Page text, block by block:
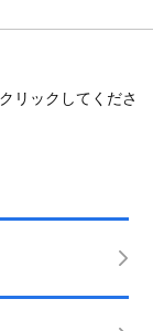
リックしてくださ